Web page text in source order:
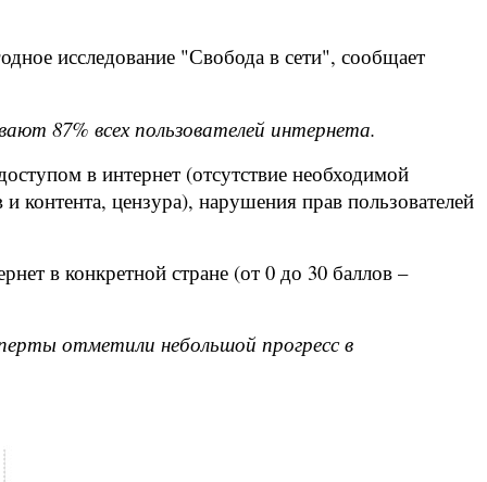
исследование "Свобода в сети", сообщает
87% всех пользователей интернета.
в интернет (отсутствие необходимой
контента, цензура), нарушения прав пользователей
в конкретной стране (от 0 до 30 баллов –
отметили небольшой прогресс в